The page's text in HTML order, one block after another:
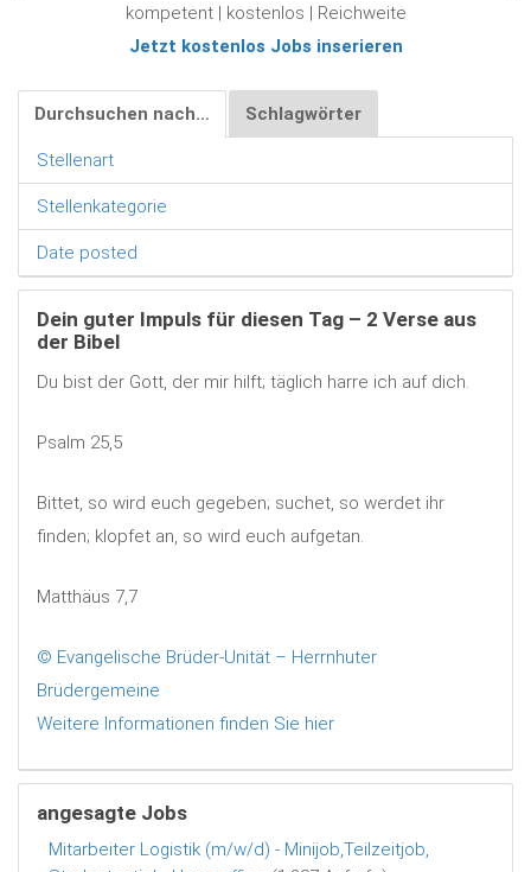
kompetent | kostenlos | Reichweite
Jetzt kostenlos Jobs inserieren
Durchsuchen nach… Schlagwörter
Stellenart
Stellenkategorie
Date posted
Dein guter Impuls für diesen Tag – 2 Verse aus
der Bibel
Du bist der Gott, der mir hilft; täglich harre ich auf dich.
Psalm 25,5
Bittet, so wird euch gegeben; suchet, so werdet ihr
finden; klopfet an, so wird euch aufgetan.
Matthäus 7,7
© Evangelische Brüder-Unität – Herrnhuter
Brüdergemeine
Weitere Informationen finden Sie hier
angesagte Jobs
Mitarbeiter Logistik (m/w/d) - Minijob,Teilzeitjob,